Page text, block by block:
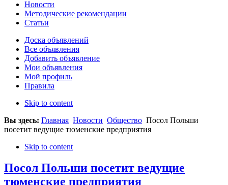
Новости
Методические рекомендации
Статьи
Доска объявлений
Все объявления
Добавить объявление
Мои объявления
Мой профиль
Правила
Skip to content
Вы здесь: Главная Новости Общество Посол Польши
посетит ведущие тюменские предприятия
Skip to content
Посол Польши посетит ведущие
тюменские предприятия